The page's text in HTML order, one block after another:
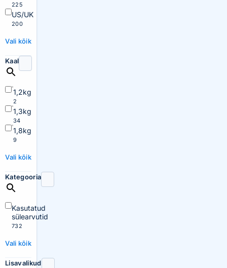
225
US/UK
200
Vali kõik
Kaal
1,2kg
2
1,3kg
34
1,8kg
9
Vali kõik
Kategooria
Kasutatud
sülearvutid
732
Vali kõik
Lisavalikud